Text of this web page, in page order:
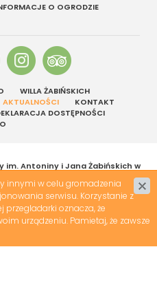
O OGRODZIE
WILLA ŻABIŃSKICH
AKTUALNOŚCI
KONTAKT
DOSTĘPNOŚCI
im. Antoniny i Jana Żabińskich w
: www.zstudio.pl
innymi w celu gromadzenia
serwisu. Korzystanie z
oznacza, że
urządzeniu. Pamietaj, że zawsze